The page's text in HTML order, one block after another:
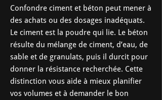
Confondre ciment et béton peut mener à
des achats ou des dosages inadéquats.
Le ciment est la poudre qui lie. Le béton
résulte du mélange de ciment, d’eau, de
sable et de granulats, puis il durcit pour
donner la résistance recherchée. Cette
distinction vous aide à mieux planifier
vos volumes et à demander le bon